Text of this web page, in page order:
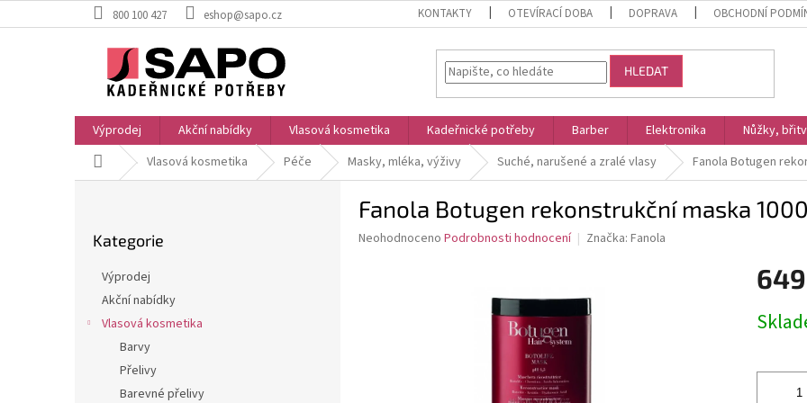
na
800 100 427 eshop@sapo.cz KONTAKTY OTEVÍRACÍ DOBA DOPRAVA OBCHODNÍ
HLEDAT
Výprodej Akční nabídky Vlasová kosmetika Kadeřnické potřeby Barber Elektronika Nůžky,
Domů Vlasová kosmetika Péče Masky, mléka, výživy Suché, narušené a zralé vlasy Fanola Botugen
kategorie
Kategorie
Výprodej
Akční nabídky
Vlasová kosmetika
Barvy
Přelivy
Barevné přelivy
Fanola Botugen rekonstrukční maska
Průměrné
Neohodnoceno Podrobnosti hodnocení Značka: Fanola
cena: